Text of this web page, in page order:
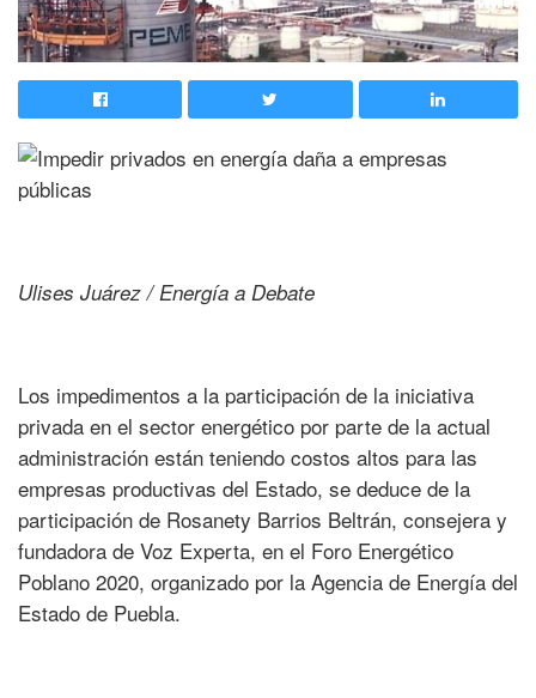
Ulises Juárez / Energía a Debate
Los impedimentos a la participación de la iniciativa
privada en el sector energético por parte de la actual
administración están teniendo costos altos para las
empresas productivas del Estado, se deduce de la
participación de Rosanety Barrios Beltrán, consejera y
fundadora de Voz Experta, en el Foro Energético
Poblano 2020, organizado por la Agencia de Energía del
Estado de Puebla.